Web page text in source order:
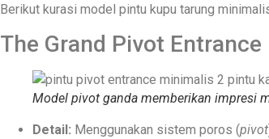
Berikut kurasi model pintu kupu tarung
The Grand Pivot Entrance
Model pivot ganda memberikan impresi
Detail: Menggunakan sistem poros (pivot